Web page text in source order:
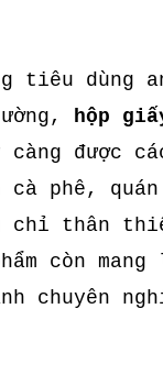
tiêu dùng
hộp
càng được
cà phê,
chỉ thân
còn
chuyên